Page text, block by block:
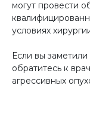
могут провести
условиях
Если вы
обратитесь к
агрессивных